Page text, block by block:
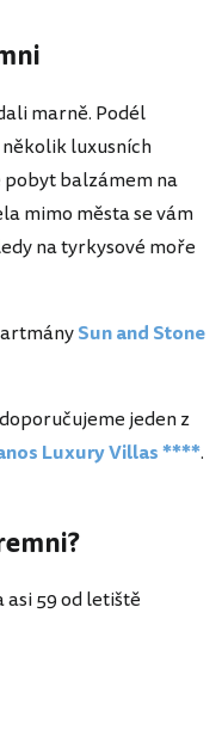
marně. Podél
luxusních
balzámem na
mimo města se vám
na tyrkysové moře
Sun and Stone
jeden z
Luxury Villas ****.
59 od letiště